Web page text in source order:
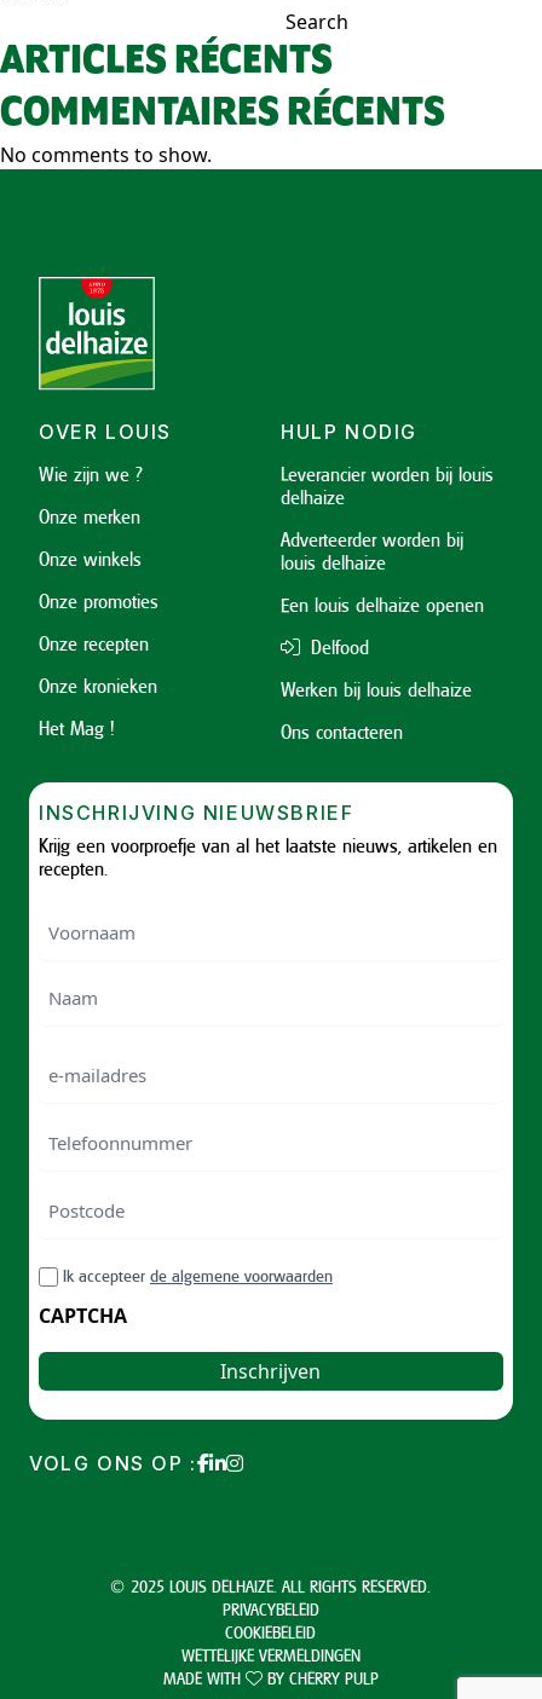
NAVIGATION
Search
ARTICLES RÉCENTS
COMMENTAIRES RÉCENTS
No comments to show.
OVER LOUIS
Wie zijn we ?
Onze merken
Onze winkels
Onze promoties
Onze recepten
Onze kronieken
Het Mag !
HULP NODIG
Leverancier worden bij louis
delhaize
Adverteerder worden bij
louis delhaize
Een louis delhaize openen
Delfood
Werken bij louis delhaize
Ons contacteren
INSCHRIJVING NIEUWSBRIEF
Krijg een voorproefje van al het laatste nieuws, artikelen en
recepten.
mailadres
/
Postal
RGPDIk accepteer de algemene voorwaarden
CAPTCHA
VOLG ONS OP :
© 2025 LOUIS DELHAIZE. ALL RIGHTS RESERVED.
PRIVACYBELEID
COOKIEBELEID
WETTELIJKE VERMELDINGEN
MADE WITH
BY CHERRY PULP